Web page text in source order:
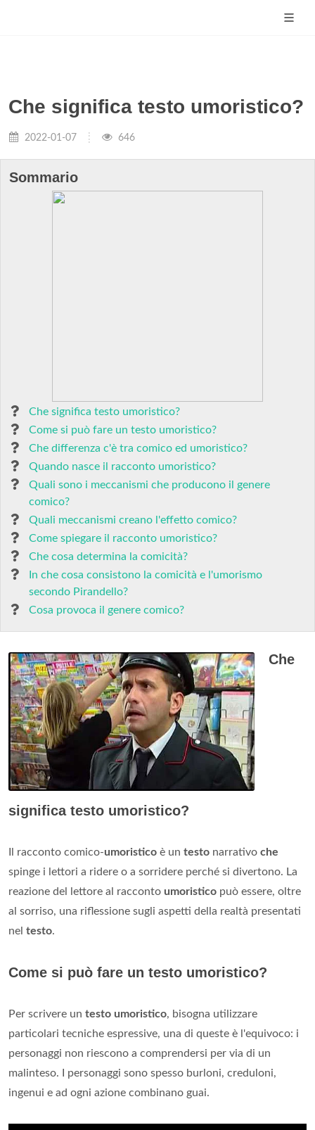
Che significa testo umoristico?
2022-01-07 646
Sommario
Che significa testo umoristico?
Come si può fare un testo umoristico?
Che differenza c'è tra comico ed umoristico?
Quando nasce il racconto umoristico?
Quali sono i meccanismi che producono il genere
comico?
Quali meccanismi creano l'effetto comico?
Come spiegare il racconto umoristico?
Che cosa determina la comicità?
In che cosa consistono la comicità e l'umorismo
secondo Pirandello?
Cosa provoca il genere comico?
Che
significa testo umoristico?
Il racconto comico-umoristico è un testo narrativo che
spinge i lettori a ridere o a sorridere perché si divertono. La
reazione del lettore al racconto umoristico può essere, oltre
al sorriso, una riflessione sugli aspetti della realtà presentati
nel testo.
Come si può fare un testo umoristico?
Per scrivere un testo umoristico, bisogna utilizzare
particolari tecniche espressive, una di queste è l'equivoco: i
personaggi non riescono a comprendersi per via di un
malinteso. I personaggi sono spesso burloni, creduloni,
ingenui e ad ogni azione combinano guai.